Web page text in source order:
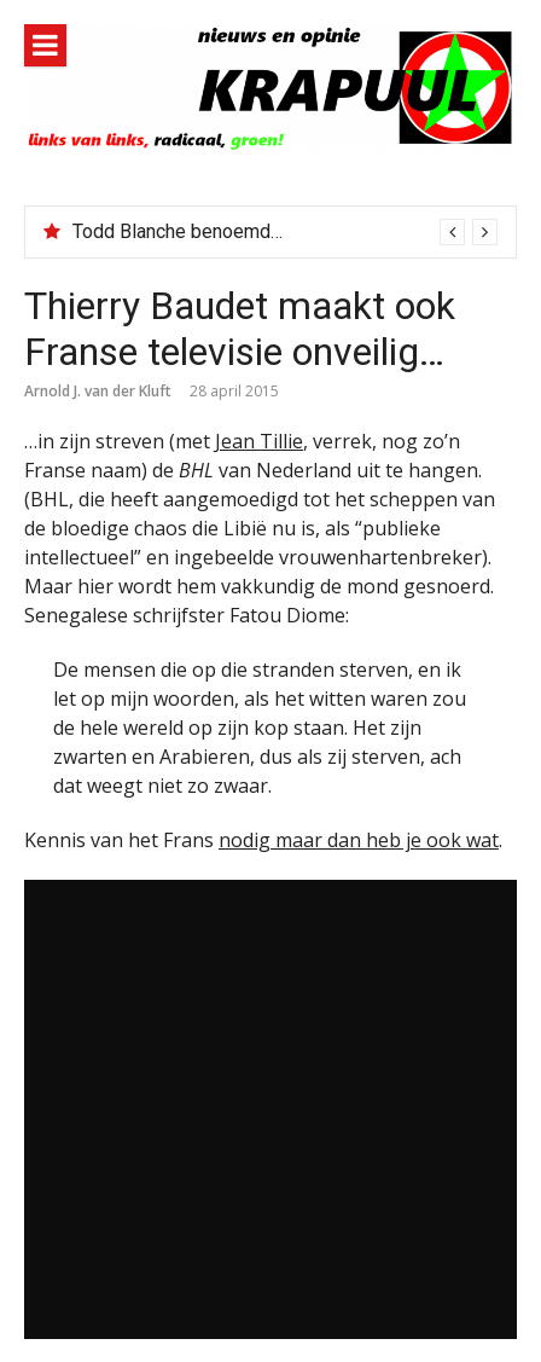
inhoud
Todd Blanche benoemd tot Attorney General
Thierry Baudet maakt ook
Franse televisie onveilig…
Arnold J. van der Kluft 28 april 2015
…in zijn streven (met Jean Tillie, verrek, nog zo’n
Franse naam) de BHL van Nederland uit te hangen.
(BHL, die heeft aangemoedigd tot het scheppen van
de bloedige chaos die Libië nu is, als “publieke
intellectueel” en ingebeelde vrouwenhartenbreker).
Maar hier wordt hem vakkundig de mond gesnoerd.
Senegalese schrijfster Fatou Diome:
De mensen die op die stranden sterven, en ik
let op mijn woorden, als het witten waren zou
de hele wereld op zijn kop staan. Het zijn
zwarten en Arabieren, dus als zij sterven, ach
dat weegt niet zo zwaar.
Kennis van het Frans nodig maar dan heb je ook wat.